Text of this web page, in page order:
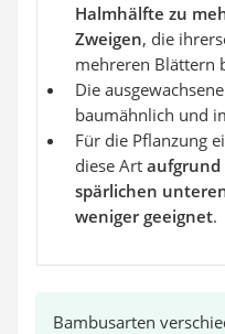
Halmhälfte zu
Zweigen, die
mehreren Blättern
Die
baumähnlich und
Für die Pflanzung
diese Art aufgrund
spärlichen
weniger geeignet.
Bambusarten